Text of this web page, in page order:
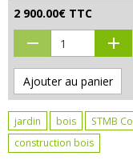
2 900.00€ TTC
Ajouter au panier
jardin bois STMB
construction bois